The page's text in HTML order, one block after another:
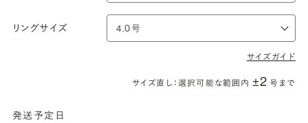
リングサイズ
サイズガイド
サイズ直し：選択可能な範囲内 ±2 号まで
発送予定日